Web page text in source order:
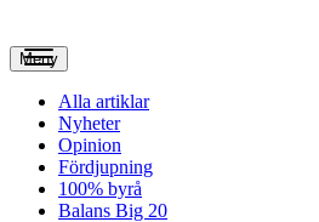
Meny
Alla artiklar
Nyheter
Opinion
Fördjupning
100% byrå
Balans Big 20